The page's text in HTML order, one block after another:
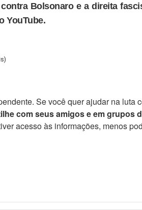
Bolsonaro e a direita
YouTube.
Se você quer ajudar na luta
com seus amigos e em grupos
acesso às informações, menos